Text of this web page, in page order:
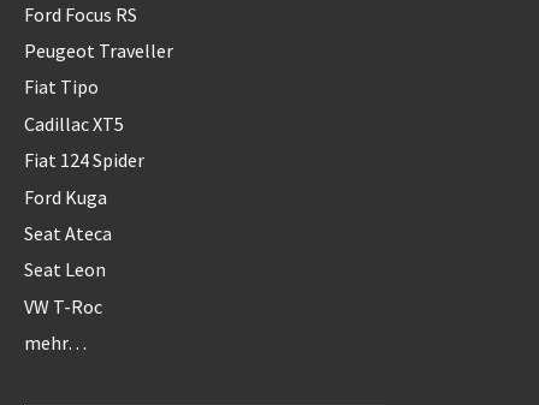
Ford Focus RS
Peugeot Traveller
Fiat Tipo
Cadillac XT5
Fiat 124 Spider
Ford Kuga
Seat Ateca
Seat Leon
VW T-Roc
mehr…